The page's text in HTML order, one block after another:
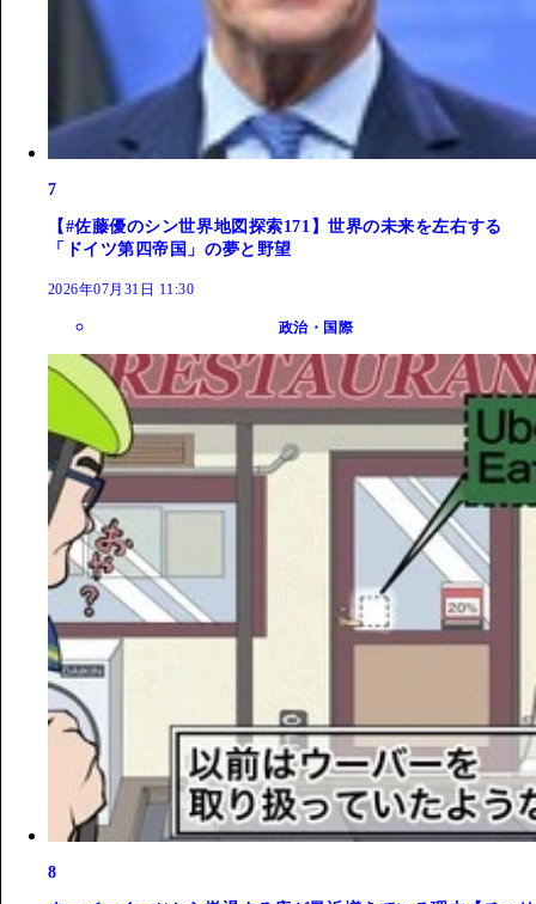
7
【#佐藤優のシン世界地図探索171】世界の未来を左右する
「ドイツ第四帝国」の夢と野望
2026年07月31日 11:30
政治・国際
8